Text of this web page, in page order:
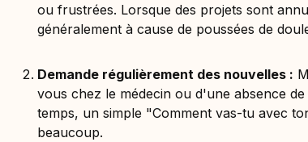
ou frustrées. Lorsque des projets sont
généralement à cause de poussées de
Demande régulièrement des nouvelles :
vous chez le médecin ou d'une absence
temps, un simple "Comment vas-tu avec
beaucoup.